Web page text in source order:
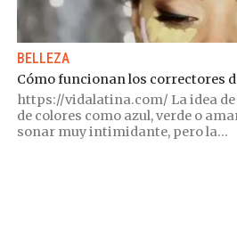
BELLEZA
Cómo funcionan los correctores
https://vidalatina.com/ La idea
de colores como azul, verde o
sonar muy intimidante, pero la...